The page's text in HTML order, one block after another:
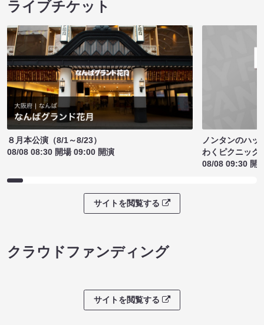
ライブチケット
８月本公演（8/1～8/23）
08/08 08:30 開場 09:00 開演
ノンタンのハッ
わくピクニック
08/08 09:30 開
サイトを閲覧する
クラウドファンディング
サイトを閲覧する